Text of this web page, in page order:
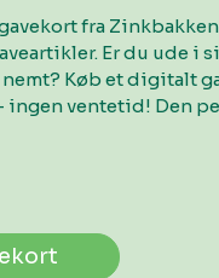
fra
Er du ude i
Køb et digitalt
ingen ventetid! Den